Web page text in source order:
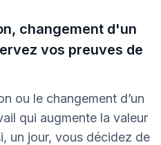
changement d'un
vos preuves de
ou le changement d’un
qui augmente la valeur
un jour, vous décidez de